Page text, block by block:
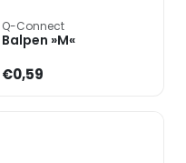
Q-Connect
Balpen »M«
€0,59